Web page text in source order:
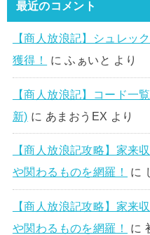
最近のコメント
【商人放浪記】シュレッ
獲得！
にふぁいと より
【商人放浪記】コード一
新) に あまおうEX より
【商人放浪記攻略】家来
や関わるものを網羅！
に
【商人放浪記攻略】家来
や関わるものを網羅！
に